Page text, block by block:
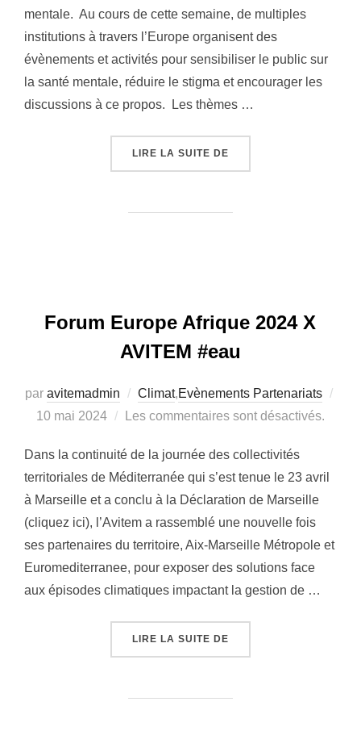
mentale. Au cours de cette semaine, de multiples
institutions à travers l’Europe organisent des
évènements et activités pour sensibiliser le public sur
la santé mentale, réduire le stigma et encourager les
discussions à ce propos. Les thèmes …
LIRE LA SUITE DE
Forum Europe Afrique 2024 X
AVITEM #eau
par avitemadmin Climat,Evènements Partenariats
Publié
10 mai 2024 Les commentaires sont désactivés.
Dans la continuité de la journée des collectivités
territoriales de Méditerranée qui s’est tenue le 23 avril
à Marseille et a conclu à la Déclaration de Marseille
(cliquez ici), l’Avitem a rassemblé une nouvelle fois
ses partenaires du territoire, Aix-Marseille Métropole et
Euromediterranee, pour exposer des solutions face
aux épisodes climatiques impactant la gestion de …
LIRE LA SUITE DE